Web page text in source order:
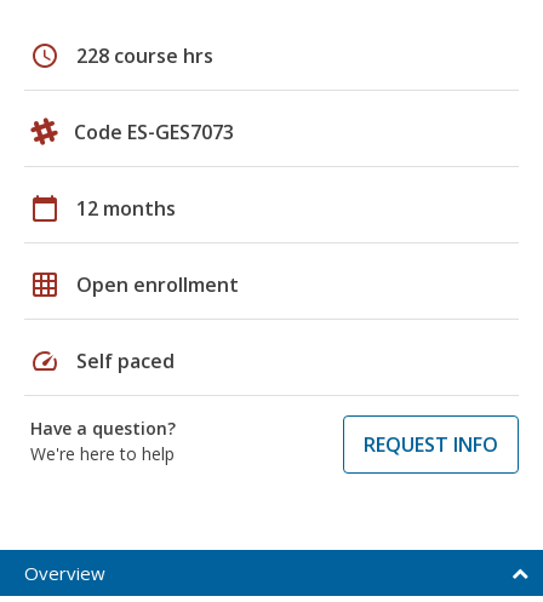
schedule 228 course hrs
Code ES-GES7073
calendar_today 12 months
grid_on Open enrollment
speed Self paced
Have a question?
We're here to help
REQUEST INFO
Overview